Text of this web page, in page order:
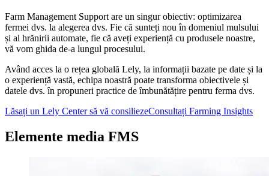
Farm Management Support are un singur obiectiv: optimizarea
fermei dvs. la alegerea dvs. Fie că sunteți nou în domeniul mulsului
și al hrănirii automate, fie că aveți experiență cu produsele noastre,
vă vom ghida de-a lungul procesului.
Având acces la o rețea globală Lely, la informații bazate pe date și la
o experiență vastă, echipa noastră poate transforma obiectivele și
datele dvs. în propuneri practice de îmbunătățire pentru ferma dvs.
Lăsați un Lely Center să vă consiliezeConsultați Farming Insights
Elemente media FMS